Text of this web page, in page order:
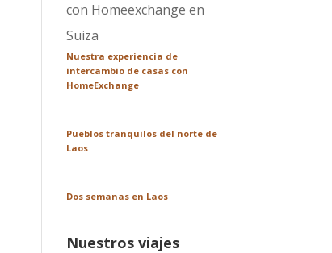
Nuestra experiencia de
intercambio de casas con
HomeExchange
Pueblos tranquilos del norte de
Laos
Dos semanas en Laos
Nuestros viajes